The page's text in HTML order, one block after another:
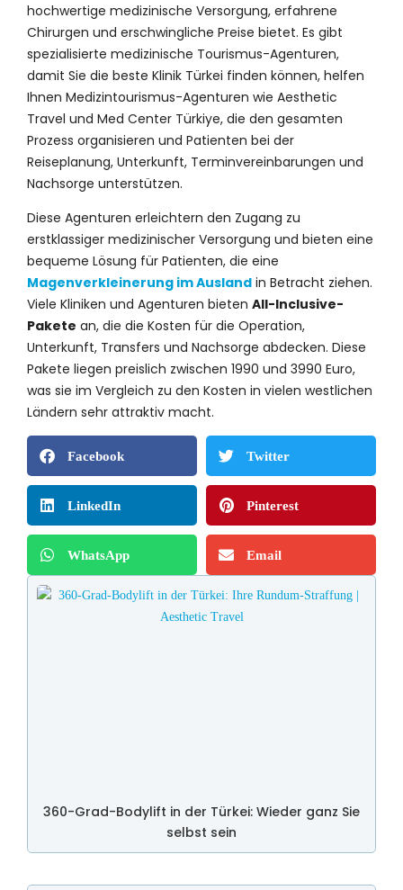
hochwertige medizinische Versorgung, erfahrene
Chirurgen und erschwingliche Preise bietet. Es gibt
spezialisierte medizinische Tourismus-Agenturen,
damit Sie die beste Klinik Türkei finden können, helfen
Ihnen Medizintourismus-Agenturen wie Aesthetic
Travel und Med Center Türkiye, die den gesamten
Prozess organisieren und Patienten bei der
Reiseplanung, Unterkunft, Terminvereinbarungen und
Nachsorge unterstützen.
Diese Agenturen erleichtern den Zugang zu
erstklassiger medizinischer Versorgung und bieten eine
bequeme Lösung für Patienten, die eine
Magenverkleinerung im Ausland in Betracht ziehen.
Viele Kliniken und Agenturen bieten All-Inclusive-
Pakete an, die die Kosten für die Operation,
Unterkunft, Transfers und Nachsorge abdecken. Diese
Pakete liegen preislich zwischen 1990 und 3990 Euro,
was sie im Vergleich zu den Kosten in vielen westlichen
Ländern sehr attraktiv macht.
Facebook Twitter
LinkedIn Pinterest
WhatsApp Email
360-Grad-Bodylift in der Türkei: Wieder ganz Sie
selbst sein